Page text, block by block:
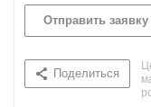
Отправить заявку
Поделиться